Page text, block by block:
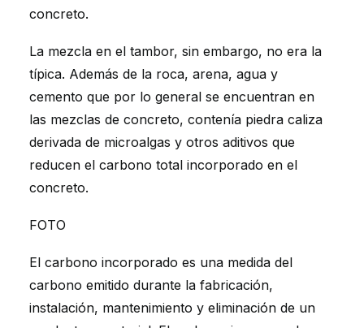
concreto.
La mezcla en el tambor, sin embargo, no era la
típica. Además de la roca, arena, agua y
cemento que por lo general se encuentran en
las mezclas de concreto, contenía piedra caliza
derivada de microalgas y otros aditivos que
reducen el carbono total incorporado en el
concreto.
FOTO
El carbono incorporado es una medida del
carbono emitido durante la fabricación,
instalación, mantenimiento y eliminación de un